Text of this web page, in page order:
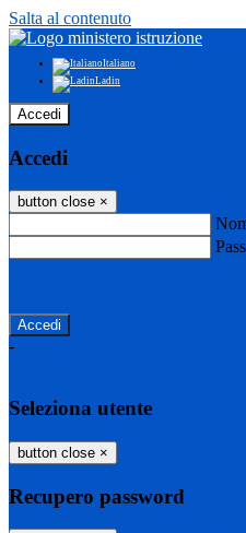
Salta al contenuto
Italiano
Ladin
Accedi
Accedi
button close ×
-
Seleziona utente
button close ×
Recupero password